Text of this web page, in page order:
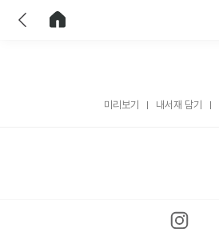
미리보기 내서재 담기